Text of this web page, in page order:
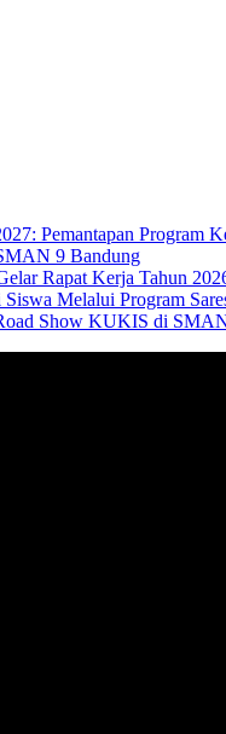
Pemantapan Program
9 Bandung
Rapat Kerja Tahun
Melalui Program
Show KUKIS di